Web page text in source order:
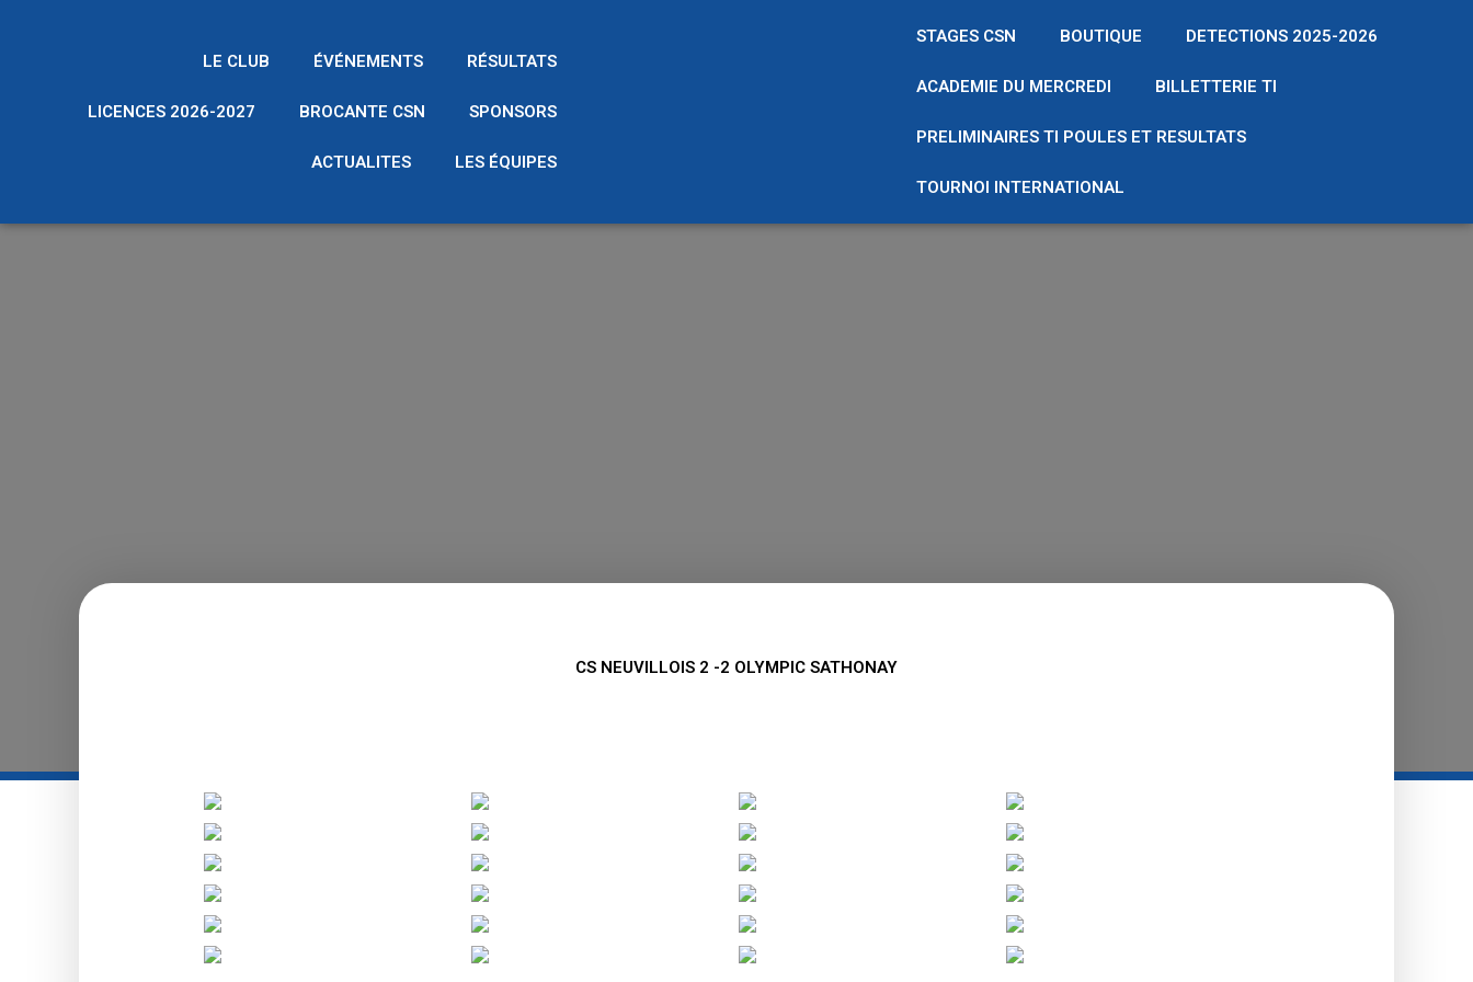
LE CLUB ÉVÉNEMENTS RÉSULTATS
LICENCES 2026-2027 BROCANTE CSN SPONSORS
ACTUALITES LES ÉQUIPES
STAGES CSN BOUTIQUE DETECTIONS 2025-2026
ACADEMIE DU MERCREDI BILLETTERIE TI
PRELIMINAIRES TI POULES ET RESULTATS
TOURNOI INTERNATIONAL
CS NEUVILLOIS 2 -2 OLYMPIC SATHONAY